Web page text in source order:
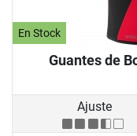
En Stock
Guantes de
Ajuste